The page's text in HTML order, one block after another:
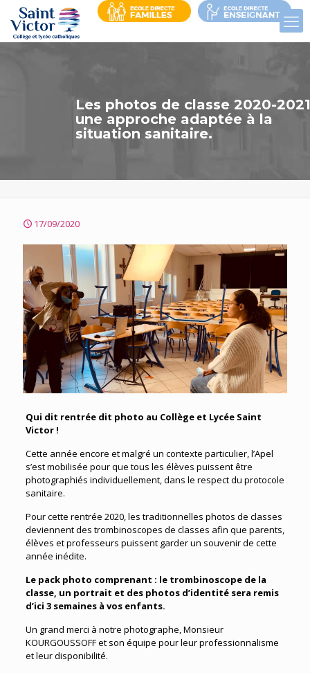
Les photos de classe 2020-
une approche adaptée à la
situation sanitaire.
17/09/2020
Qui dit rentrée dit photo au Collège et Lycée Saint
Victor !
Cette année encore et malgré un contexte particulier, l’Apel
s’est mobilisée pour que tous les élèves puissent être
photographiés individuellement, dans le respect du protocole
sanitaire.
Pour cette rentrée 2020, les traditionnelles photos de classes
deviennent des trombinoscopes de classes afin que parents,
élèves et professeurs puissent garder un souvenir de cette
année inédite.
Le pack photo comprenant : le trombinoscope de la
classe, un portrait et des photos d’identité sera remis
d’ici 3 semaines à vos enfants.
Un grand merci à notre photographe, Monsieur
KOURGOUSSOFF et son équipe pour leur professionnalisme
et leur disponibilité.